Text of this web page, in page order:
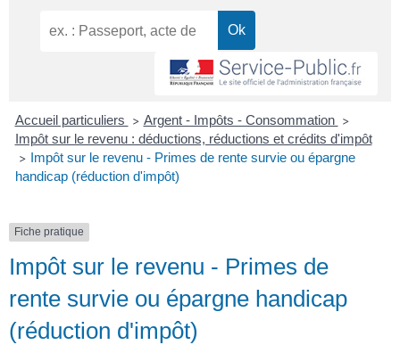
Accueil particuliers > Argent - Impôts - Consommation >
Impôt sur le revenu : déductions, réductions et crédits d'impôt
>
Impôt sur le revenu - Primes de rente survie ou épargne
handicap (réduction d'impôt)
Fiche pratique
Impôt sur le revenu - Primes de
rente survie ou épargne handicap
(réduction d'impôt)